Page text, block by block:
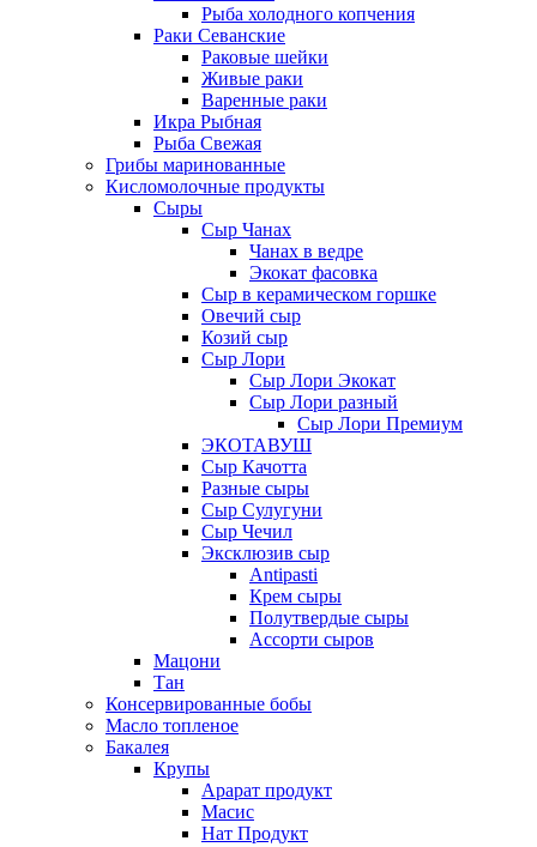
Рыба холодного копчения
Раки Севанские
Раковые шейки
Живые раки
Варенные раки
Икра Рыбная
Рыба Свежая
Грибы маринованные
Кисломолочные продукты
Сыры
Сыр Чанах
Чанах в ведре
Экокат фасовка
Сыр в керамическом горшке
Овечий сыр
Козий сыр
Сыр Лори
Сыр Лори Экокат
Сыр Лори разный
Сыр Лори Премиум
ЭКОТАВУШ
Сыр Качотта
Разные сыры
Сыр Сулугуни
Сыр Чечил
Эксклюзив сыр
Antipasti
Крем сыры
Полутвердые сыры
Ассорти сыров
Мацони
Тан
Консервированные бобы
Масло топленое
Бакалея
Крупы
Арарат продукт
Масис
Нат Продукт